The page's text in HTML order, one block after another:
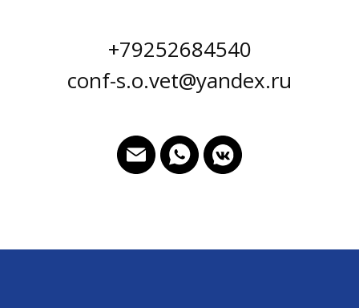
+79252684540
conf-s.o.vet@yandex.ru